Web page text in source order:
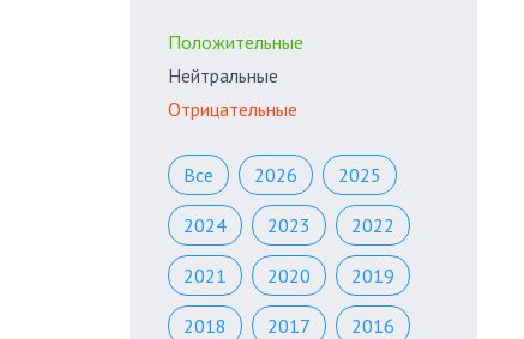
Положительные
Нейтральные
Отрицательные
Все 2026 2025
2024 2023 2022
2021 2020 2019
2018 2017 2016